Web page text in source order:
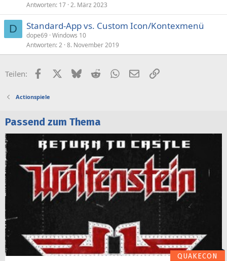
Antworten 17 2. März 2023
D Standard-App vs. Custom Icon/Kontexmenü
dope69 Windows 10
Antworten 2 8. November 2019
Teilen: FacebookX (Twitter)
BlueskyRedditWhatsApp
E-MailLink
Actionspiele
Passend zum Thema
QUAKECON